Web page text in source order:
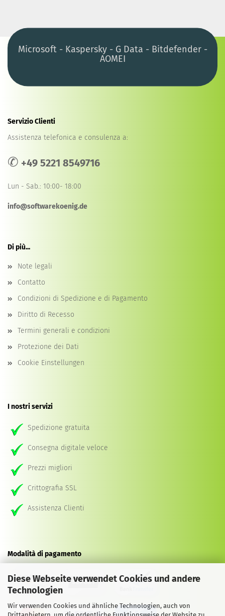
Diese Webseite verwendet Cookies und andere
Technologien
Wir verwenden Cookies und ähnliche Technologien, auch von
Drittanbietern, um die ordentliche Funktionsweise der Website zu
Microsoft - Kaspersky - G Data - Bitdefender -
AOMEI
Servizio Clienti
Assistenza telefonica e consulenza a:
✆ +49 5221 8549716
Lun - Sab.: 10:00- 18:00
info@softwarekoenig.de
Di più...
Note legali
Contatto
Condizioni di Spedizione e di Pagamento
Diritto di Recesso
Termini generali e condizioni
Protezione dei Dati
Cookie Einstellungen
I nostri servizi
Spedizione gratuita
Consegna digitale veloce
Prezzi migliori
Crittografia SSL
Assistenza Clienti
Modalità di pagamento